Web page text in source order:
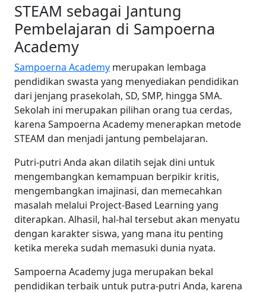
STEAM sebagai Jantung
Pembelajaran di Sampoerna
Academy
Sampoerna Academy merupakan lembaga
pendidikan swasta yang menyediakan pendidikan
dari jenjang prasekolah, SD, SMP, hingga SMA.
Sekolah ini merupakan pilihan orang tua cerdas,
karena Sampoerna Academy menerapkan metode
STEAM dan menjadi jantung pembelajaran.
Putri-putri Anda akan dilatih sejak dini untuk
mengembangkan kemampuan berpikir kritis,
mengembangkan imajinasi, dan memecahkan
masalah melalui Project-Based Learning yang
diterapkan. Alhasil, hal-hal tersebut akan menyatu
dengan karakter siswa, yang mana itu penting
ketika mereka sudah memasuki dunia nyata.
Sampoerna Academy juga merupakan bekal
pendidikan terbaik untuk putra-putri Anda, karena